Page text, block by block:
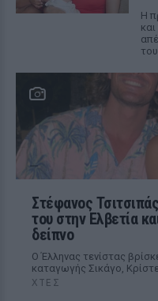
Η
Στέφανος
του στην Ελβετία
δείπνο
Ο Έλληνας τενίστας
καταγωγής Σικάγο,
ΧΤΕΣ